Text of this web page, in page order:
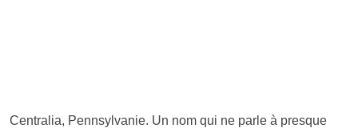
Centralia, Pennsylvanie. Un nom qui ne parle à presque